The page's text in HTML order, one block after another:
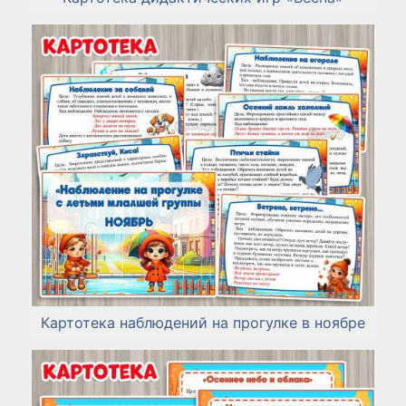
Картотека наблюдений на прогулке в ноябре